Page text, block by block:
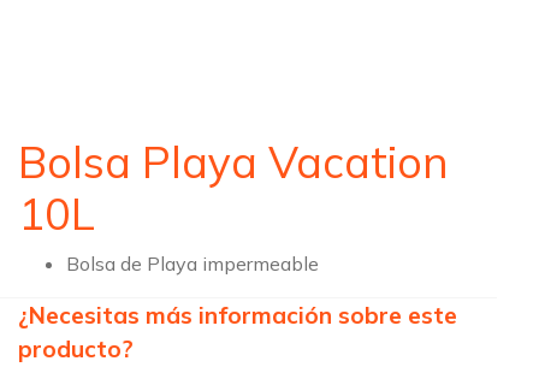
Bolsa Playa Vacation
10L
Bolsa de Playa impermeable
¿Necesitas más información sobre este
producto?